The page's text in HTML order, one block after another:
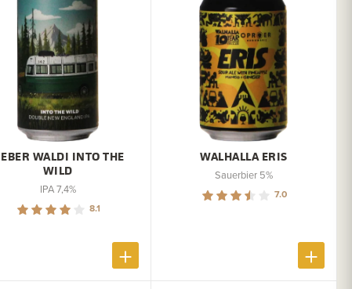
WALDI INTO THE
WILD
IPA 7,4%
8.1
WALHALLA ERIS
Sauerbier 5%
7.0